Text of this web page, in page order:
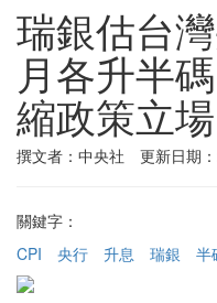
瑞銀估台
月各升半
縮政策立場
撰文者：中央社 更新日期
關鍵字：
CPI
央行 升息 瑞銀 半